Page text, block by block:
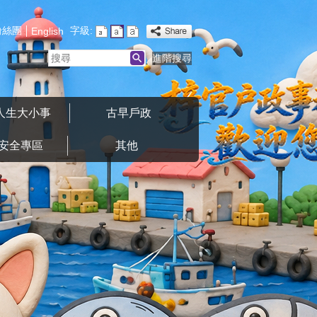
絲團 English 字級:
搜
進階搜尋
生大小事 古早戶政
全專區 其他